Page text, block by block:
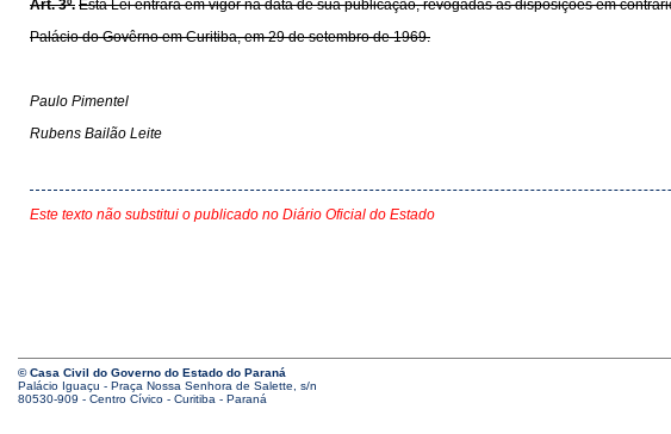
Art. 3º. Esta Lei entrará em vigor na data de sua publicação, revogadas as disposições em
Palácio do Govêrno em Curitiba, em 29 de setembro de 1969.
Paulo Pimentel
Rubens Bailão Leite
Este texto não substitui o publicado no Diário Oficial do Estado
© Casa Civil do Governo do Estado do Paraná
Palácio Iguaçu - Praça Nossa Senhora de Salette, s/n
80530-909 - Centro Cívico - Curitiba - Paraná